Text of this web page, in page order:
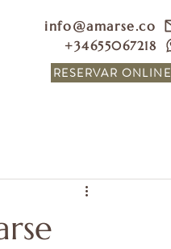
info@amarse.co
+34655067218
RESERVAR ONLINE